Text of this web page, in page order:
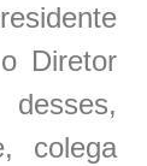
Diretor
colega